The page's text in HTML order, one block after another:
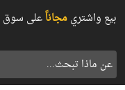
بيع واشتريمجاناًعلى سوق